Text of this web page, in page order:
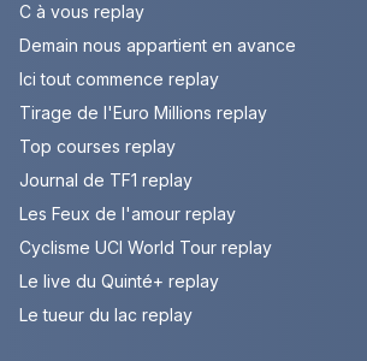
C à vous replay
Demain nous appartient en avance
Ici tout commence replay
Tirage de l'Euro Millions replay
Top courses replay
Journal de TF1 replay
Les Feux de l'amour replay
Cyclisme UCI World Tour replay
Le live du Quinté+ replay
Le tueur du lac replay